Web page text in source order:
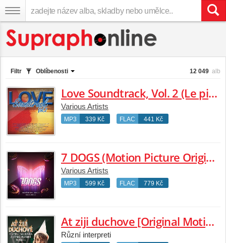
Filtr Oblíbenosti 12 049 alb
Love Soundtrack, Vol. 2 (Le piu belle melodie da film)
Various Artists
MP3 339 Kč FLAC 441 Kč
7 DOGS (Motion Picture Original Soundtrack)
Various Artists
MP3 599 Kč FLAC 779 Kč
At ziji duchove [Original Motion Picture Soundtrack]
Různí interpreti